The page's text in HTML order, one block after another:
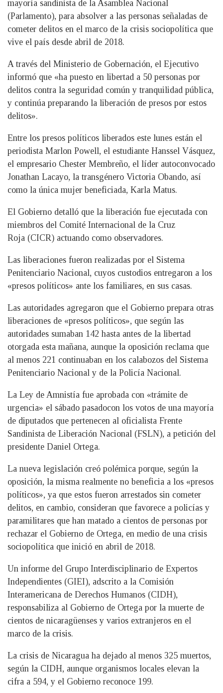
mayoría sandinista de la Asamblea Nacional
(Parlamento), para absolver a las personas señaladas de
cometer delitos en el marco de la crisis sociopolítica que
vive el país desde abril de 2018.
A través del Ministerio de Gobernación, el Ejecutivo
informó que «ha puesto en libertad a 50 personas por
delitos contra la seguridad común y tranquilidad pública,
y continúa preparando la liberación de presos por estos
delitos».
Entre los presos políticos liberados este lunes están el
periodista Marlon Powell, el estudiante Hanssel Vásquez,
el empresario Chester Membreño, el líder autoconvocado
Jonathan Lacayo, la transgénero Victoria Obando, así
como la única mujer beneficiada, Karla Matus.
El Gobierno detalló que la liberación fue ejecutada con
miembros del Comité Internacional de la Cruz
Roja (CICR) actuando como observadores.
Las liberaciones fueron realizadas por el Sistema
Penitenciario Nacional, cuyos custodios entregaron a los
«presos políticos» ante los familiares, en sus casas.
Las autoridades agregaron que el Gobierno prepara otras
liberaciones de «presos políticos», que según las
autoridades sumaban 142 hasta antes de la libertad
otorgada esta mañana, aunque la oposición reclama que
al menos 221 continuaban en los calabozos del Sistema
Penitenciario Nacional y de la Policía Nacional.
La Ley de Amnistía fue aprobada con «trámite de
urgencia» el sábado pasadocon los votos de una mayoría
de diputados que pertenecen al oficialista Frente
Sandinista de Liberación Nacional (FSLN), a petición del
presidente Daniel Ortega.
La nueva legislación creó polémica porque, según la
oposición, la misma realmente no beneficia a los «presos
políticos», ya que estos fueron arrestados sin cometer
delitos, en cambio, consideran que favorece a policías y
paramilitares que han matado a cientos de personas por
rechazar el Gobierno de Ortega, en medio de una crisis
sociopolítica que inició en abril de 2018.
Un informe del Grupo Interdisciplinario de Expertos
Independientes (GIEI), adscrito a la Comisión
Interamericana de Derechos Humanos (CIDH),
responsabiliza al Gobierno de Ortega por la muerte de
cientos de nicaragüenses y varios extranjeros en el
marco de la crisis.
La crisis de Nicaragua ha dejado al menos 325 muertos,
según la CIDH, aunque organismos locales elevan la
cifra a 594, y el Gobierno reconoce 199.